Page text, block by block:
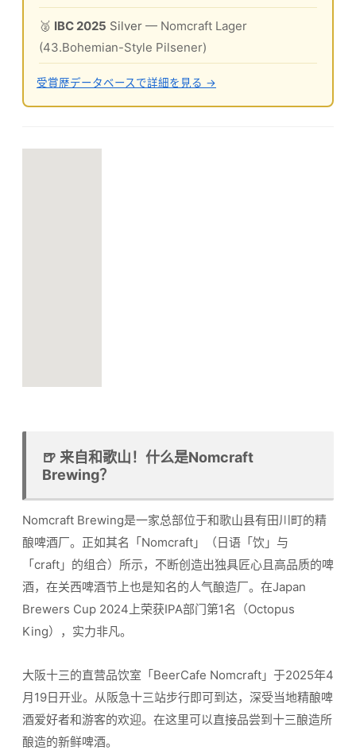
🥈 IBC 2025 Silver — Nomcraft Lager
(43.Bohemian-Style Pilsener)
受賞歴データベースで詳細を見る →
🍺 来自和歌山！什么是Nomcraft
Brewing？
Nomcraft Brewing是一家总部位于和歌山县有田川町的精
酿啤酒厂。正如其名「Nomcraft」（日语「饮」与
「craft」的组合）所示，不断创造出独具匠心且高品质的啤
酒，在关西啤酒节上也是知名的人气酿造厂。在Japan
Brewers Cup 2024上荣获IPA部门第1名（Octopus
King），实力非凡。
大阪十三的直营品饮室「BeerCafe Nomcraft」于2025年4
月19日开业。从阪急十三站步行即可到达，深受当地精酿啤
酒爱好者和游客的欢迎。在这里可以直接品尝到十三酿造所
酿造的新鲜啤酒。